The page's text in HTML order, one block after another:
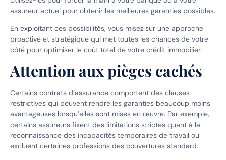
assureur actuel pour obtenir les meilleures garanties possibles.
En exploitant ces possibilités, vous misez sur une approche
proactive et stratégique qui met toutes les chances de votre
côté pour optimiser le coût total de votre crédit immobilier.
Attention aux pièges cachés
Certains contrats d’assurance comportent des clauses
restrictives qui peuvent rendre les garanties beaucoup moins
avantageuses lorsqu’elles sont mises en œuvre. Par exemple,
certains assureurs fixent des limitations strictes quant à la
reconnaissance des incapacités temporaires de travail ou
excluent certaines professions des couvertures standard.